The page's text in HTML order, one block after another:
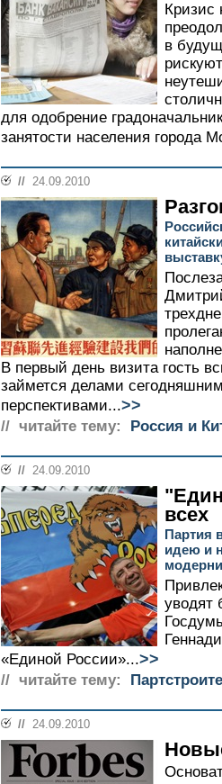
Кризис
в
для одобрение
занятости населения города
// 24.09.2010
В первый день визита гость
займется делами
перспективами...>>
// читайте тему: Россия и
// 24.09.2010
всех
Партия
идею и
уводят
«Единой России»...>>
// читайте тему:
// 24.09.2010